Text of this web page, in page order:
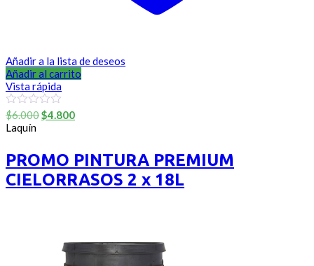
Añadir a la lista de deseos
Añadir al carrito
Vista rápida
0
out
of
$6.000El
era:
$6.000.
$4.800El
es:
$4.800.
Laquín
PROMO PINTURA PREMIUM
CIELORRASOS 2 x 18L